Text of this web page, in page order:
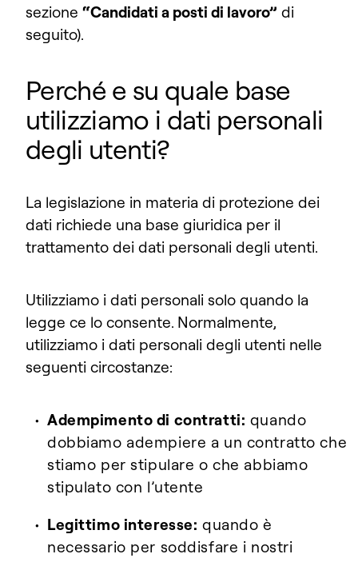
sezione “Candidati a posti di lavoro” di
seguito).
Perché e su quale base
utilizziamo i dati personali
degli utenti?
La legislazione in materia di protezione dei
dati richiede una base giuridica per il
trattamento dei dati personali degli utenti.
Utilizziamo i dati personali solo quando la
legge ce lo consente. Normalmente,
utilizziamo i dati personali degli utenti nelle
seguenti circostanze:
Adempimento di contratti: quando
dobbiamo adempiere a un contratto che
stiamo per stipulare o che abbiamo
stipulato con l’utente
Legittimo interesse: quando è
necessario per soddisfare i nostri